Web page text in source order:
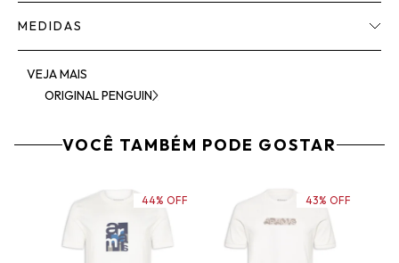
MEDIDAS
VEJA MAIS
ORIGINAL PENGUIN
VOCÊ TAMBÉM PODE GOSTAR
44% OFF 43% OFF